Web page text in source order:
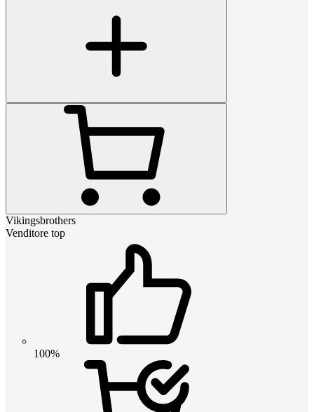
Vikingsbrothers
Venditore top
100%